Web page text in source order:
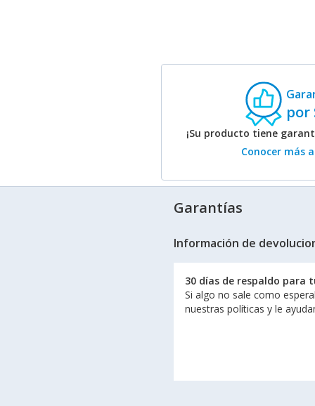
por
¡Su producto tiene
Conocer más
Garantías
Información de
30 días de respaldo para
Si algo no sale como
nuestras políticas y le